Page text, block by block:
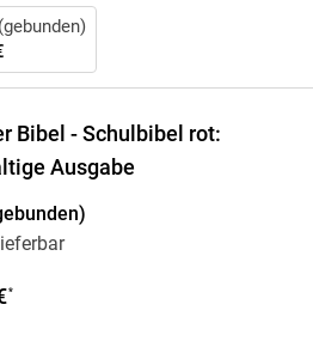
Bibel - Schulbibel rot:
Ausgabe
*